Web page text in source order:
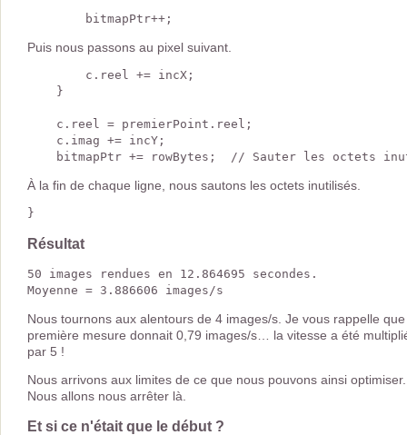
Puis nous passons au pixel suivant.
        c.reel += incX;
    }
    c.reel = premierPoint.reel;
    c.imag += incY;
À la fin de chaque ligne, nous sautons les octets inutilisés.
Résultat
50 images rendues en 12.864695 secondes.
Nous tournons aux alentours de 4 images/s. Je vous rappelle
première mesure donnait 0,79 images/s… la vitesse a été
par 5 !
Nous arrivons aux limites de ce que nous pouvons ainsi optimiser.
Nous allons nous arrêter là.
Et si ce n'était que le début ?